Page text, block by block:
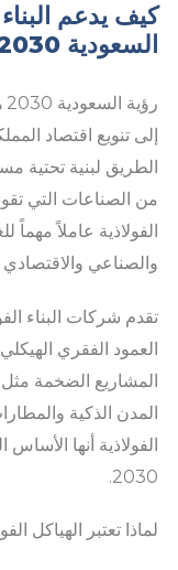
كيف يدعم
السعودية 2030؟
إلى تنويع اقتصاد
الطريق لبنية تحتية
من الصناعات التي
الفولاذية عاملاً
والصناعي والاقتصادي
تقدم شركات البناء
العمود الفقري
المشاريع الضخمة مثل
المدن الذكية
الفولاذية أنها
2030.
لماذا تعتبر الهياكل